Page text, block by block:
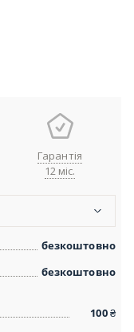
Гарантія
12 міс.
безкоштовно
безкоштовно
100₴